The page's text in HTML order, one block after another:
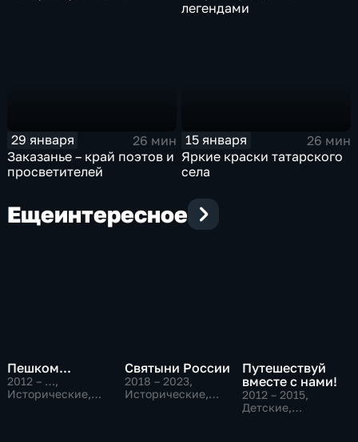
легендами
29 января
26 мин
Заказанье – край поэтов и
просветителей
15 января
26 мин
Яркие краски татарского
села
Ещеинтересное
Пешком...
2012 – …,
Исторические,
Святыни России
2018 – 2023,
Исторические,
Путешествуй
вместе с нами!
2012 – 2015,
Детские,